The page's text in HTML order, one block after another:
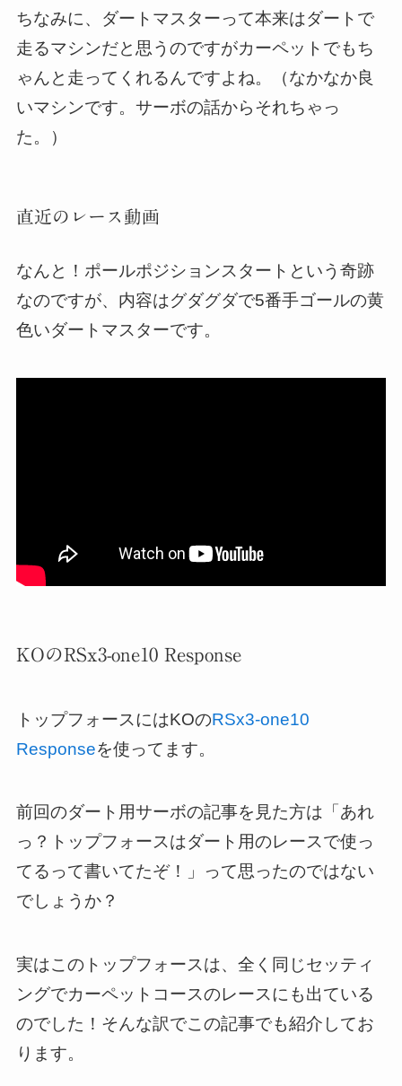
ちなみに、ダートマスターって本来はダートで
走るマシンだと思うのですがカーペットでもち
ゃんと走ってくれるんですよね。（なかなか良
いマシンです。サーボの話からそれちゃっ
た。）
直近のレース動画
なんと！ポールポジションスタートという奇跡
なのですが、内容はグダグダで5番手ゴールの黄
色いダートマスターです。
KOのRSx3-one10 Response
トップフォースにはKOのRSx3-one10
Responseを使ってます。
前回のダート用サーボの記事を見た方は「あれ
っ？トップフォースはダート用のレースで使っ
てるって書いてたぞ！」って思ったのではない
でしょうか？
実はこのトップフォースは、全く同じセッティ
ングでカーペットコースのレースにも出ている
のでした！そんな訳でこの記事でも紹介してお
ります。